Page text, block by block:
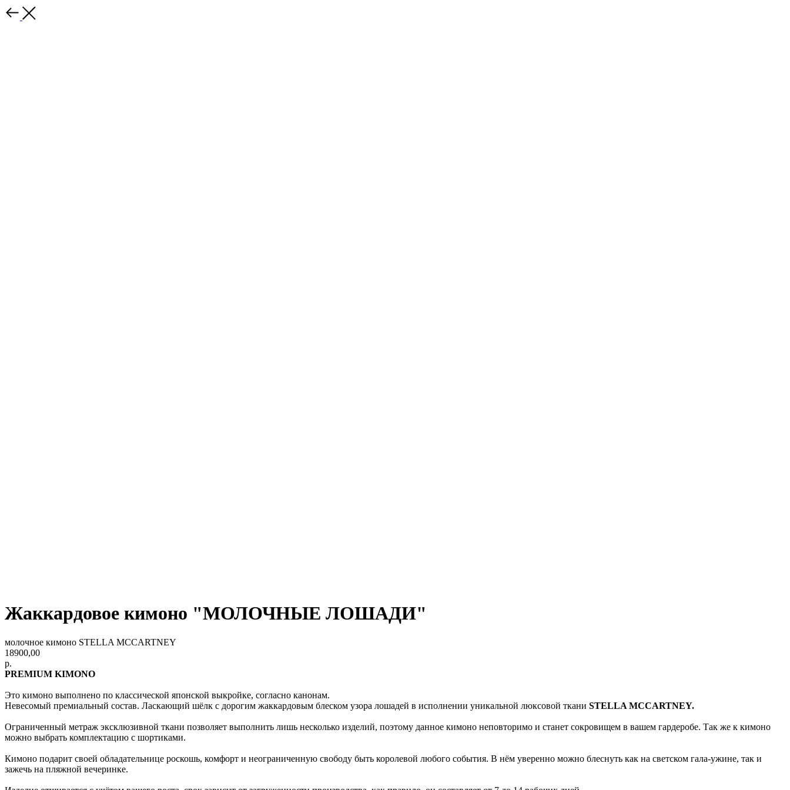
Жаккардовое кимоно "МОЛОЧНЫЕ ЛОШАДИ"
молочное кимоно STELLA MCCARTNEY
18900,00
р.
PREMIUM KIMONO
Это кимоно выполнено по классической японской выкройке, согласно канонам.
Невесомый премиальный состав. Ласкающий шёлк с дорогим жаккардовым блеском узора лошадей в исполнении уникальной люксовой ткани STELLA MCCARTNEY.
Ограниченный метраж эксклюзивной ткани позволяет выполнить лишь несколько изделий, поэтому данное кимоно неповторимо и станет сокровищем в вашем гардеробе. Так же к кимоно
можно выбрать комплектацию с шортиками.
Кимоно подарит своей обладательнице роскошь, комфорт и неограниченную свободу быть королевой любого события. В нём уверенно можно блеснуть как на светском гала-ужине, так и
зажечь на пляжной вечеринке.